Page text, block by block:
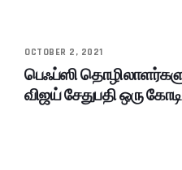
OCTOBER 2, 2021
பெஃப்ஸி
விஜய் சேதுபதி ஒரு கோடி